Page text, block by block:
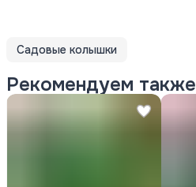
Садовые колышки
Рекомендуем также